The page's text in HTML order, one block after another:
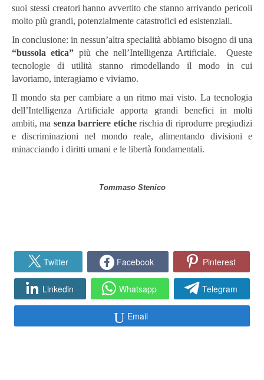
suoi stessi creatori hanno avvertito che stanno arrivando pericoli
molto più grandi, potenzialmente catastrofici ed esistenziali.
In conclusione: in nessun’altra specialità abbiamo bisogno di una
“bussola etica” più che nell’Intelligenza Artificiale. Queste
tecnologie di utilità stanno rimodellando il modo in cui
lavoriamo, interagiamo e viviamo.
Il mondo sta per cambiare a un ritmo mai visto. La tecnologia
dell’Intelligenza Artificiale apporta grandi benefici in molti
ambiti, ma senza barriere eticherischia di riprodurre pregiudizi
e discriminazioni nel mondo reale, alimentando divisioni e
minacciando i diritti umani e le libertà fondamentali.
Tommaso Stenico
Twitter Facebook Pinterest
Linkedin Whatsapp Telegram
Email